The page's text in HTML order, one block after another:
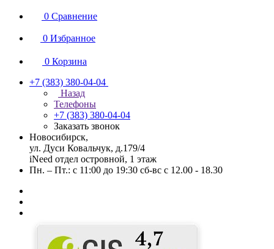
0 Сравнение
0 Избранное
0 Корзина
+7 (383) 380-04-04
Назад
Телефоны
+7 (383) 380-04-04
Заказать звонок
Новосибирск,
ул. Дуси Ковальчук, д.179/4
iNeed отдел островной, 1 этаж
Пн. – Пт.: с 11:00 до 19:30 сб-вс с 12.00 - 18.30